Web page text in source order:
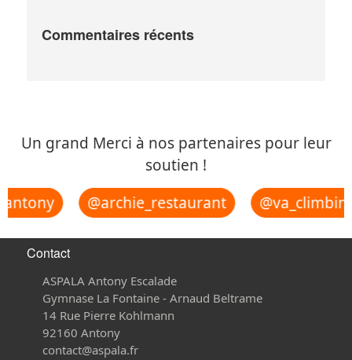
Commentaires récents
Un grand Merci à nos partenaires pour leur
soutien !
@archie_restaurant
Contact
ASPALA Antony Escalade
Gymnase La Fontaine - Arnaud Beltrame
14 Rue Pierre Kohlmann
92160 Antony
contact@aspala.fr